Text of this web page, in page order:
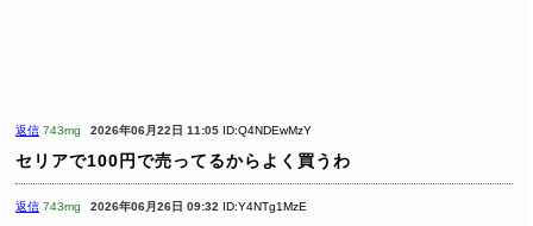
返信 743mg 2026年06月22日 11:05 ID:Q4NDEwMzY
セリアで100円で売ってるからよく買うわ
返信 743mg 2026年06月26日 09:32 ID:Y4NTg1MzE